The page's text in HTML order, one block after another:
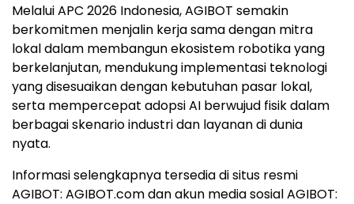
Melalui APC 2026 Indonesia, AGIBOT semakin
berkomitmen menjalin kerja sama dengan mitra
lokal dalam membangun ekosistem robotika yang
berkelanjutan, mendukung implementasi teknologi
yang disesuaikan dengan kebutuhan pasar lokal,
serta mempercepat adopsi AI berwujud fisik dalam
berbagai skenario industri dan layanan di dunia
nyata.
Informasi selengkapnya tersedia di situs resmi
AGIBOT: AGIBOT.com dan akun media sosial AGIBOT: